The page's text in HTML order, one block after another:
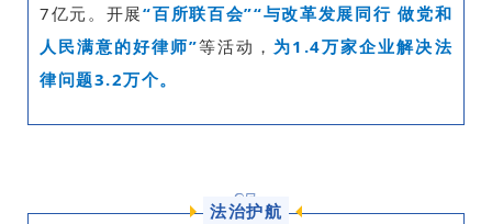
7亿元。开展“百所联百会”“与改革发展同行 做党和
人民满意的好律师”等活动， 为1.4万家企业解决法
律问题3.2万个。
05
法治护航